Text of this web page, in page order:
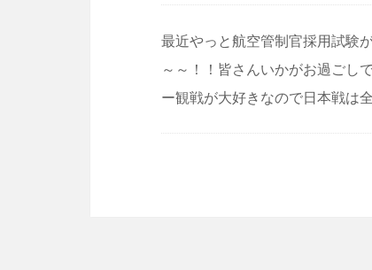
最近やっと航空管制官採用試験
～～！！皆さんいかがお過ごし
ー観戦が大好きなので日本戦は